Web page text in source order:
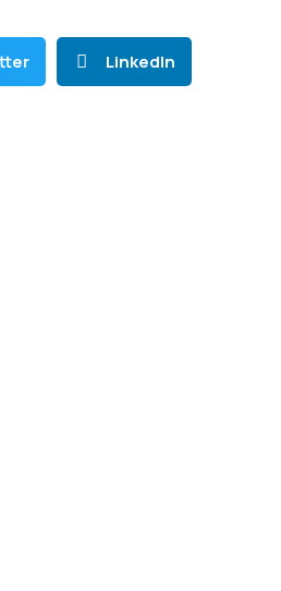
LinkedIn